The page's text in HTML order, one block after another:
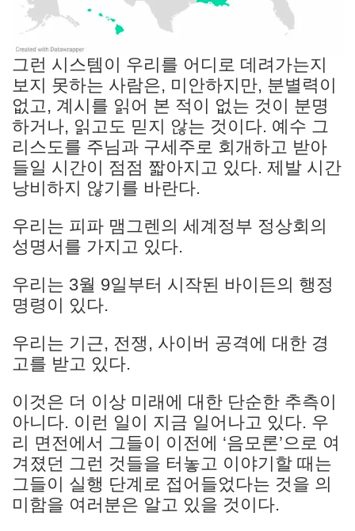
그런 시스템이 우리를 어디로 데려가는지
보지 못하는 사람은, 미안하지만, 분별력이
없고, 계시를 읽어 본 적이 없는 것이 분명
하거나, 읽고도 믿지 않는 것이다. 예수 그
리스도를 주님과 구세주로 회개하고 받아
들일 시간이 점점 짧아지고 있다. 제발 시간
낭비하지 않기를 바란다.
우리는 피파 맴그렌의 세계정부 정상회의
성명서를 가지고 있다.
우리는 3월 9일부터 시작된 바이든의 행정
명령이 있다.
우리는 기근, 전쟁, 사이버 공격에 대한 경
고를 받고 있다.
이것은 더 이상 미래에 대한 단순한 추측이
아니다. 이런 일이 지금 일어나고 있다. 우
리 면전에서 그들이 이전에 ‘음모론’으로 여
겨졌던 그런 것들을 터놓고 이야기할 때는
그들이 실행 단계로 접어들었다는 것을 의
미함을 여러분은 알고 있을 것이다.